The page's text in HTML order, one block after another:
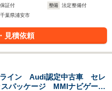
保証付 整備
法定整備付
千葉県浦安市
見積依頼
イン Audi認定中古車 セレ
パッケージ MMIナビゲーシ